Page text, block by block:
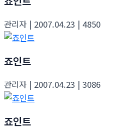
관리자 | 2007.04.23 | 4850
죠인트
관리자 | 2007.04.23 | 3086
죠인트